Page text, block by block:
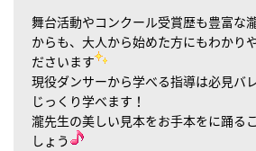
舞台活動やコンクール受賞歴も豊富な
からも、大人から始めた方にもわかり
ださいます
現役ダンサーから学べる指導は必見バ
じっくり学べます！
瀧先生の美しい見本をお手本をに踊る
しょう